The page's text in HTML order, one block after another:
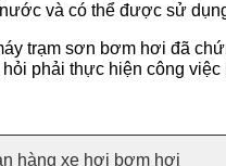
và có thể được sử
trạm sơn bơm hơi đã
phải thực hiện công việc
hàng xe hơi bơm hơi